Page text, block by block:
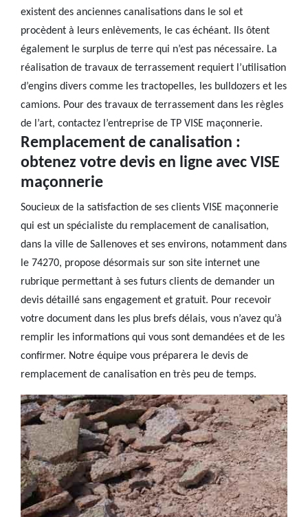
existent des anciennes canalisations dans le sol et
procèdent à leurs enlèvements, le cas échéant. Ils ôtent
également le surplus de terre qui n’est pas nécessaire. La
réalisation de travaux de terrassement requiert l’utilisation
d’engins divers comme les tractopelles, les bulldozers et les
camions. Pour des travaux de terrassement dans les règles
de l’art, contactez l’entreprise de TP VISE maçonnerie.
Remplacement de canalisation :
obtenez votre devis en ligne avec VISE
maçonnerie
Soucieux de la satisfaction de ses clients VISE maçonnerie
qui est un spécialiste du remplacement de canalisation,
dans la ville de Sallenoves et ses environs, notamment dans
le 74270, propose désormais sur son site internet une
rubrique permettant à ses futurs clients de demander un
devis détaillé sans engagement et gratuit. Pour recevoir
votre document dans les plus brefs délais, vous n’avez qu’à
remplir les informations qui vous sont demandées et de les
confirmer. Notre équipe vous préparera le devis de
remplacement de canalisation en très peu de temps.